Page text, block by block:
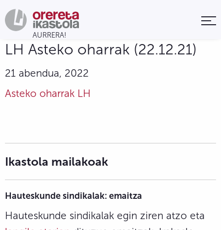
LH Asteko oharrak (22.12.21)
21 abendua, 2022
Asteko oharrak LH
Ikastola mailakoak
Hauteskunde sindikalak: emaitza
Hauteskunde sindikalak egin ziren atzo eta